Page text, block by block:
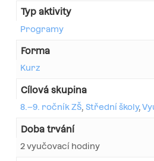
Typ aktivity
Programy
Forma
Kurz
Cílová skupina
8.–9. ročník ZŠ, Střední školy,
Doba trvání
2 vyučovací hodiny